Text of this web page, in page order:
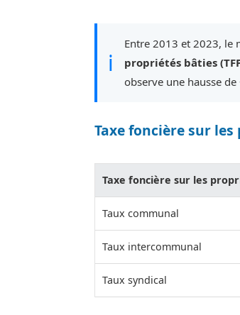
ℹ
Entre 2013 et 2023, le
propriétés bâties
observe une hausse de
Taxe foncière sur
Taxe foncière sur les
Taux communal
Taux intercommunal
Taux syndical